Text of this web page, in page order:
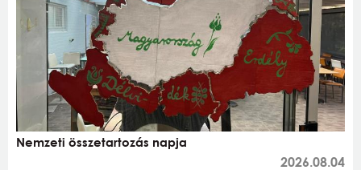
Nemzeti összetartozás napja
2026.08.04